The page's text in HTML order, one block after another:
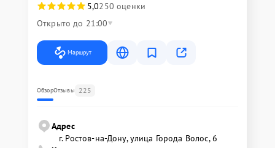
5,0250 оценки
Открыто до 21:00
Маршрут
ОбзорОтзывы 225
Адрес
г. Ростов-на-Дону, улица Города Волос, 6